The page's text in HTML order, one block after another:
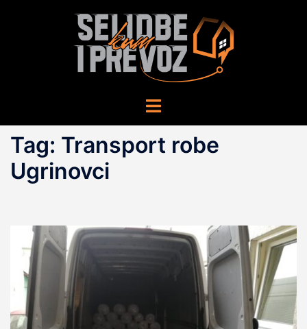
Toggle
Tag: Transport robe
Ugrinovci